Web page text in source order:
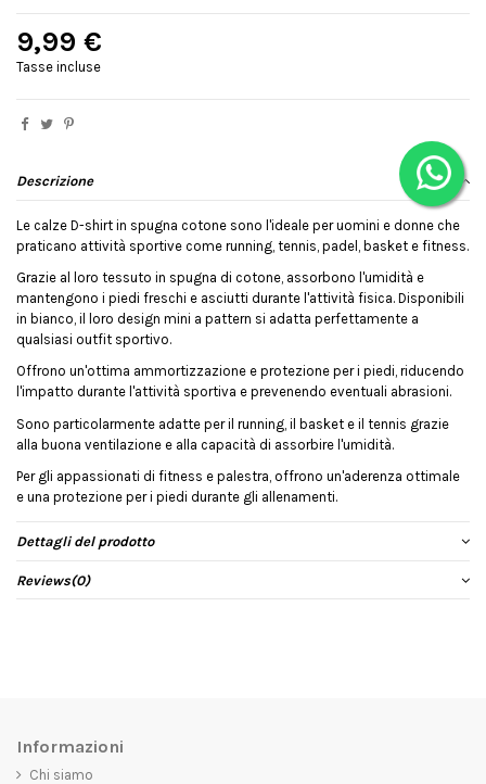
9,99 €
Tasse incluse
Descrizione
Le calze D-shirt in spugna cotone sono l'ideale per uomini e donne che
praticano attività sportive come running, tennis, padel, basket e fitness.
Grazie al loro tessuto in spugna di cotone, assorbono l'umidità e
mantengono i piedi freschi e asciutti durante l'attività fisica. Disponibili
in bianco, il loro design mini a pattern si adatta perfettamente a
qualsiasi outfit sportivo.
Offrono un'ottima ammortizzazione e protezione per i piedi, riducendo
l'impatto durante l'attività sportiva e prevenendo eventuali abrasioni.
Sono particolarmente adatte per il running, il basket e il tennis grazie
alla buona ventilazione e alla capacità di assorbire l'umidità.
Per gli appassionati di fitness e palestra, offrono un'aderenza ottimale
e una protezione per i piedi durante gli allenamenti.
Dettagli del prodotto
Reviews(0)
Informazioni
Chi siamo